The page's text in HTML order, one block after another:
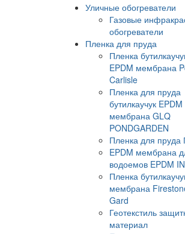
Уличные обогреватели
Газовые
обогреватели
Пленка для пруда
Пленка
EPDM мембрана
Carlisle
Пленка для пруда
бутилкаучук EPDM
мембрана GLQ
PONDGARDEN
Пленка для пруда
EPDM мембрана
водоемов EPDM
Пленка
мембрана
Gard
Геотекстиль
материал